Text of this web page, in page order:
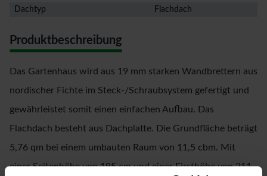
Dachtyp
Flachdach
Produktbeschreibung
Das Gartenhaus wird aus 19 mm starken Wandbrettern aus
nordischer Fichte im Steck-/Schraubsystem gefertigt und
gewährleistet somit einen einfachen Aufbau. Das
Flachdach besteht aus Dachplatte. Die Grundfläche beträgt
5,76 qm bei einem umbauten Raum von 11,5 cbm. Mit
einer Seitenhöhe von 195 cm und einer Firsthöhe von 211